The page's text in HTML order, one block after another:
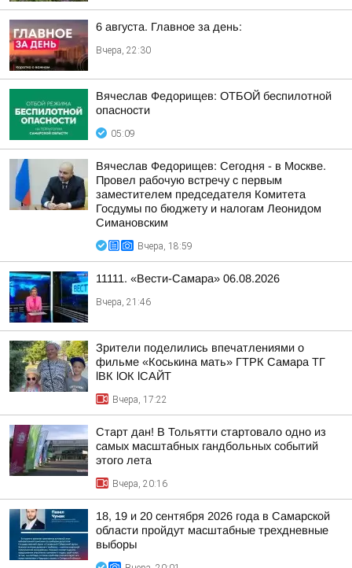
6 августа. Главное за день:
Вчера, 22:30
Вячеслав Федорищев: ОТБОЙ беспилотной
опасности
05:09
Вячеслав Федорищев: Сегодня - в Москве.
Провел рабочую встречу с первым
заместителем председателя Комитета
Госдумы по бюджету и налогам Леонидом
Симановским
Вчера, 18:59
11111. «Вести-Самара» 06.08.2026
Вчера, 21:46
Зрители поделились впечатлениями о
фильме «Коськина мать» ГТРК Самара ТГ
lВК lОК lСАЙТ
Вчера, 17:22
Старт дан! В Тольятти стартовало одно из
самых масштабных гандбольных событий
этого лета
Вчера, 20:16
18, 19 и 20 сентября 2026 года в Самарской
области пройдут масштабные трехдневные
выборы